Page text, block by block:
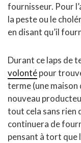
fournisseur. Pour
la peste ou le
en disant qu’il
Durant ce laps de
volontépour
terme (une maison
nouveau
tout cela sans rien
continuera de
pensant à tort que